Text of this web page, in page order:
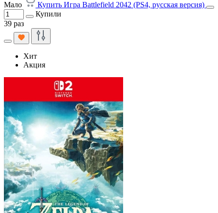
Мало
Купить Игра Battlefield 2042 (PS4, русская версия)
Купили
39 раз
Хит
Акция